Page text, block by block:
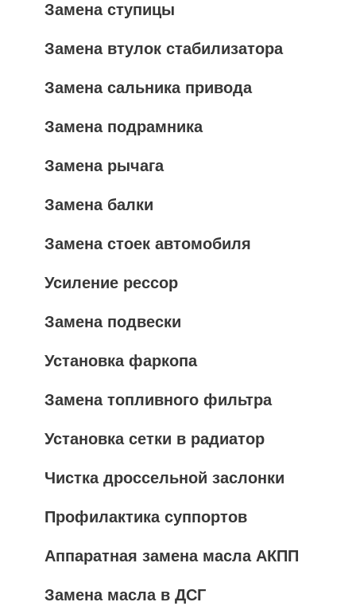
Замена ступицы
Замена втулок стабилизатора
Замена сальника привода
Замена подрамника
Замена рычага
Замена балки
Замена стоек автомобиля
Усиление рессор
Замена подвески
Установка фаркопа
Замена топливного фильтра
Установка сетки в радиатор
Чистка дроссельной заслонки
Профилактика суппортов
Аппаратная замена масла АКПП
Замена масла в ДСГ